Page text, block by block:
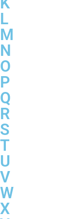
L
M
N
O
P
Q
R
S
T
U
V
W
X